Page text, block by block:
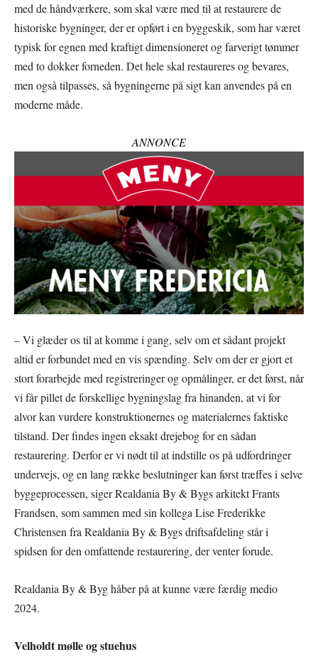
med de håndværkere, som skal være med til at restaurere de
historiske bygninger, der er opført i en byggeskik, som har været
typisk for egnen med kraftigt dimensioneret og farverigt tømmer
med to dokker forneden. Det hele skal restaureres og bevares,
men også tilpasses, så bygningerne på sigt kan anvendes på en
moderne måde.
ANNONCE
– Vi glæder os til at komme i gang, selv om et sådant projekt
altid er forbundet med en vis spænding. Selv om der er gjort et
stort forarbejde med registreringer og opmålinger, er det først, når
vi får pillet de forskellige bygningslag fra hinanden, at vi for
alvor kan vurdere konstruktionernes og materialernes faktiske
tilstand. Der findes ingen eksakt drejebog for en sådan
restaurering. Derfor er vi nødt til at indstille os på udfordringer
undervejs, og en lang række beslutninger kan først træffes i selve
byggeprocessen, siger Realdania By & Bygs arkitekt Frants
Frandsen, som sammen med sin kollega Lise Frederikke
Christensen fra Realdania By & Bygs driftsafdeling står i
spidsen for den omfattende restaurering, der venter forude.
Realdania By & Byg håber på at kunne være færdig medio
2024.
Velholdt mølle og stuehus